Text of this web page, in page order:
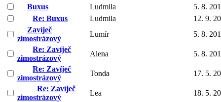
Buxus
Ludmila
5. 8.
Re: Buxus
Ludmila
12. 9.
Zavíječ
zimostrázový
Lumír
5. 8.
Re: Zavíječ
zimostrázový
Alena
5. 8.
Re: Zavíječ
zimostrázový
Tonda
17. 5.
Re: Zavíječ
zimostrázový
Lea
18. 5.